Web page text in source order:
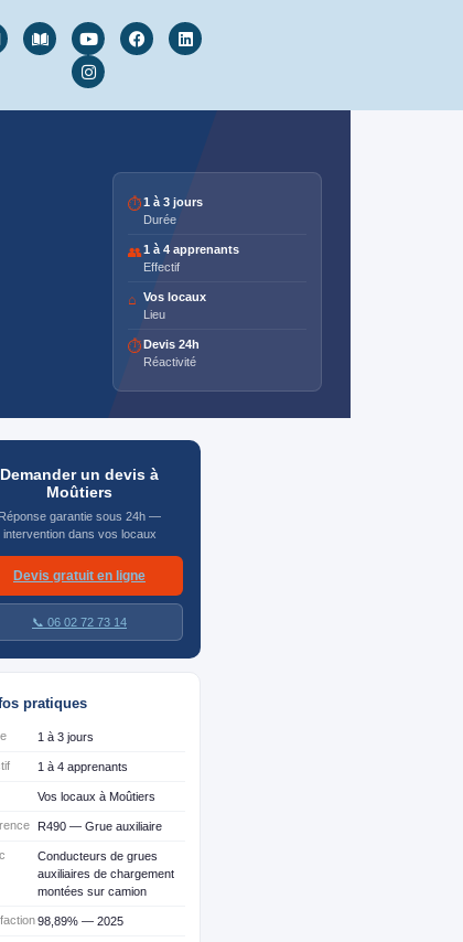
⏱1 à 3 jours
Durée
👥1 à 4 apprenants
Effectif
⌂ Vos locaux
Lieu
⏱Devis 24h
Réactivité
Demander un devis à
Moûtiers
Réponse garantie sous 24h —
intervention dans vos locaux
Devis gratuit en ligne
📞 06 02 72 73 14
pratiques
1 à 3 jours
1 à 4 apprenants
Vos locaux à Moûtiers
R490 — Grue auxiliaire
Conducteurs de grues
auxiliaires de chargement
montées sur camion
98,89% — 2025